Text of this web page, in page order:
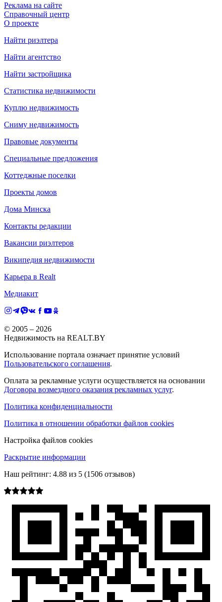
Реклама на сайте
Справочный центр
О проекте
Найти риэлтера
Найти агентство
Найти застройщика
Статистика недвижимости
Куплю недвижимость
Сниму недвижимость
Правовые документы
Специальные предложения
Коттеджные поселки
Проекты домов
Дома Минска
Контакты редакции
Вакансии риэлтеров
Википедия недвижимости
Карьера в Realt
Медиакит
© 2005 – 2026
Недвижимость на REALT.BY
Использование портала означает принятие условий
Пользовательского соглашения.
Оплата за рекламные услуги осуществляется на основании
Договора возмездного оказания рекламных услуг.
Политика конфиденциальности
Политика в отношении обработки файлов cookies
Настройка файлов cookies
Раскрытие информации
Наш рейтинг: 4.88 из 5 (1506 отзывов)